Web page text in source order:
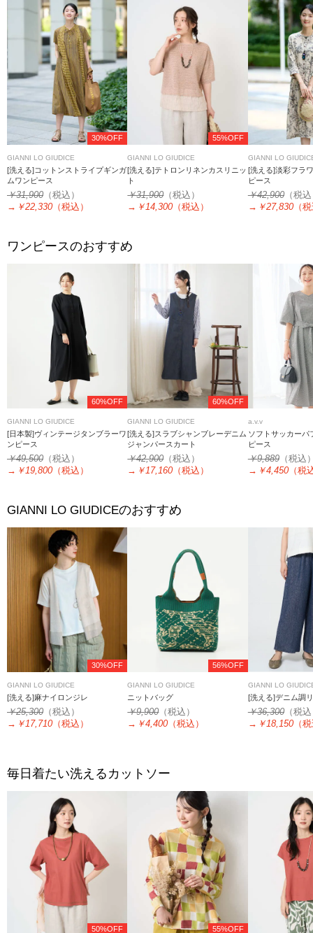
30%OFF
GIANNI LO GIUDICE
[洗える]コットンストライプギンガ
ムワンピース
￥31,900 （税込）
→ ￥22,330 （税込）
55%OFF
GIANNI LO GIUDICE
[洗える]テトロンリネンカスリニッ
ト
￥31,900（税込）
→ ￥14,300 （税込）
GIANNI LO
[洗える]淡彩フラ
ピース
￥42,900（税
→ ￥27,830（
ワンピースのおすすめ
60%OFF
GIANNI LO GIUDICE
[日本製]ヴィンテージタンブラーワ
ンピース
￥49,500 （税込）
→ ￥19,800 （税込）
60%OFF
GIANNI LO GIUDICE
[洗える]スラブシャンブレーデニム
ジャンパースカート
￥42,900（税込）
→ ￥17,160 （税込）
a.v.v
ソフトサッカーパ
ピース
￥9,889（税込
→ ￥4,450（税
GIANNI LO GIUDICEのおすすめ
30%OFF
GIANNI LO GIUDICE
[洗える]麻ナイロンジレ
￥25,300 （税込）
→ ￥17,710 （税込）
56%OFF
GIANNI LO GIUDICE
ニットバッグ
￥9,900（税込）
→ ￥4,400 （税込）
GIANNI LO
[洗える]デニム調
￥36,300（税
→ ￥18,150（
毎日着たい洗えるカットソー
50%OFF 55%OFF